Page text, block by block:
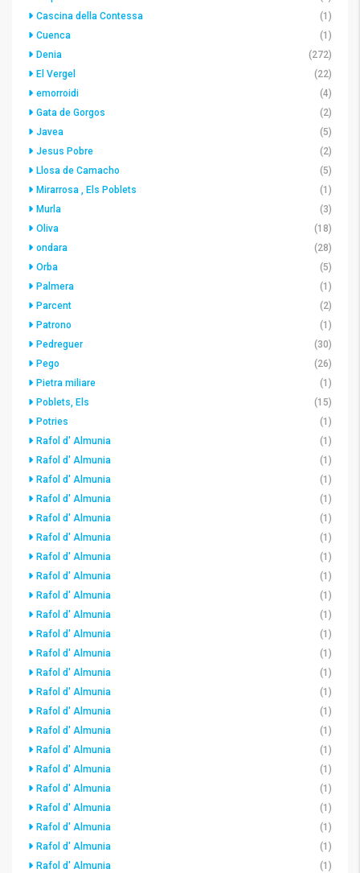
Cascina della Contessa
(1)
Cuenca
(1)
Denia
(272)
El Vergel
(22)
emorroidi
(4)
Gata de Gorgos
(2)
Javea
(5)
Jesus Pobre
(2)
Llosa de Camacho
(5)
Mirarrosa , Els Poblets
(1)
Murla
(3)
Oliva
(18)
ondara
(28)
Orba
(5)
Palmera
(1)
Parcent
(2)
Patrono
(1)
Pedreguer
(30)
Pego
(26)
Pietra miliare
(1)
Poblets, Els
(15)
Potries
(1)
Rafol d' Almunia
(1)
Rafol d' Almunia
(1)
Rafol d' Almunia
(1)
Rafol d' Almunia
(1)
Rafol d' Almunia
(1)
Rafol d' Almunia
(1)
Rafol d' Almunia
(1)
Rafol d' Almunia
(1)
Rafol d' Almunia
(1)
Rafol d' Almunia
(1)
Rafol d' Almunia
(1)
Rafol d' Almunia
(1)
Rafol d' Almunia
(1)
Rafol d' Almunia
(1)
Rafol d' Almunia
(1)
Rafol d' Almunia
(1)
Rafol d' Almunia
(1)
Rafol d' Almunia
(1)
Rafol d' Almunia
(1)
Rafol d' Almunia
(1)
Rafol d' Almunia
(1)
Rafol d' Almunia
(1)
Rafol d' Almunia
(1)